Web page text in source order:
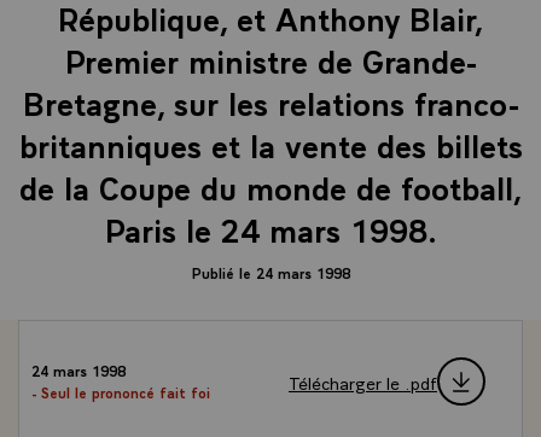
République, et Anthony Blair,
Premier ministre de Grande-
Bretagne, sur les relations franco-
britanniques et la vente des billets
de la Coupe du monde de football,
Paris le 24 mars 1998.
Publié le 24 mars 1998
24 mars 1998
- Seul le prononcé fait foi
Télécharger le .pdf